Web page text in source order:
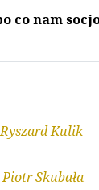
co nam
Ryszard Kulik
Piotr Skubała